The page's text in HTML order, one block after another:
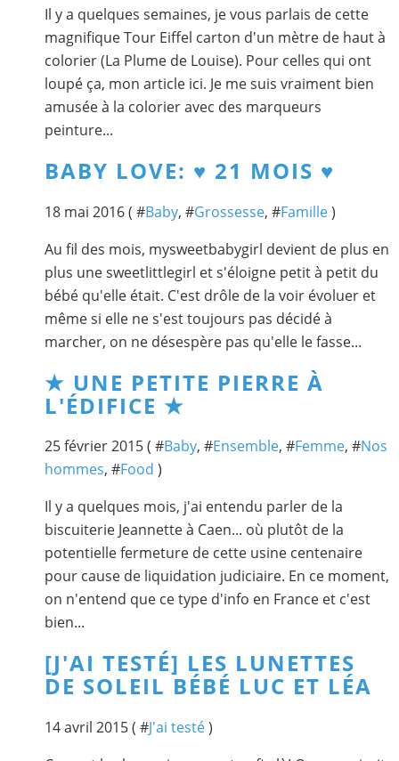
Il y a quelques semaines, je vous parlais de cette
magnifique Tour Eiffel carton d'un mètre de haut à
colorier (La Plume de Louise). Pour celles qui ont
loupé ça, mon article ici. Je me suis vraiment bien
amusée à la colorier avec des marqueurs
peinture...
BABY LOVE: ♥ 21 MOIS ♥
18 mai 2016 ( #Baby, #Grossesse, #Famille)
Au fil des mois, mysweetbabygirl devient de plus en
plus une sweetlittlegirl et s'éloigne petit à petit du
bébé qu'elle était. C'est drôle de la voir évoluer et
même si elle ne s'est toujours pas décidé à
marcher, on ne désespère pas qu'elle le fasse...
★ UNE PETITE PIERRE À
L'ÉDIFICE ★
25 février 2015 ( #Baby, #Ensemble, #Femme, #Nos
hommes, #Food )
Il y a quelques mois, j'ai entendu parler de la
biscuiterie Jeannette à Caen... où plutôt de la
potentielle fermeture de cette usine centenaire
pour cause de liquidation judiciaire. En ce moment,
on n'entend que ce type d'info en France et c'est
bien...
[J'AI TESTÉ] LES LUNETTES
DE SOLEIL BÉBÉ LUC ET LÉA
14 avril 2015 ( #J'ai testé)